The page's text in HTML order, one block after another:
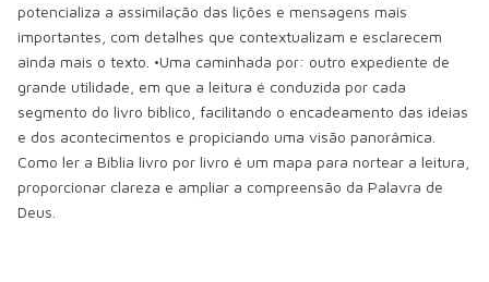
potencializa a assimilação das lições e mensagens mais
importantes, com detalhes que contextualizam e esclarecem
ainda mais o texto. •Uma caminhada por: outro expediente de
grande utilidade, em que a leitura é conduzida por cada
segmento do livro bíblico, facilitando o encadeamento das ideias
e dos acontecimentos e propiciando uma visão panorâmica.
Como ler a Bíblia livro por livro é um mapa para nortear a leitura,
proporcionar clareza e ampliar a compreensão da Palavra de
Deus.